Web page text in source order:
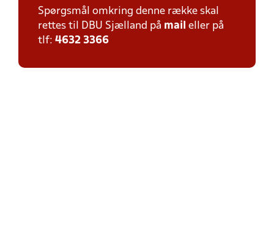
Spørgsmål omkring denne række skal
rettes til DBU Sjælland på mail eller på
tlf: 4632 3366